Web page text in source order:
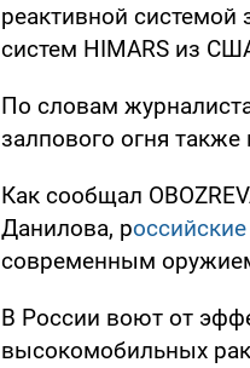
реактивной системой
систем HIMARS из
По словам
залпового огня
Как сообщал
Данилова, р
современным
В России воют от
высокомобильных